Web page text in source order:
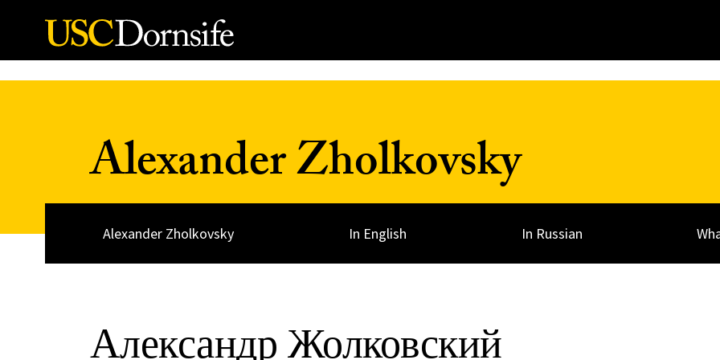
Skip to Content
Alexander Zholkovsky
Alexander Zholkovsky In English In Russian